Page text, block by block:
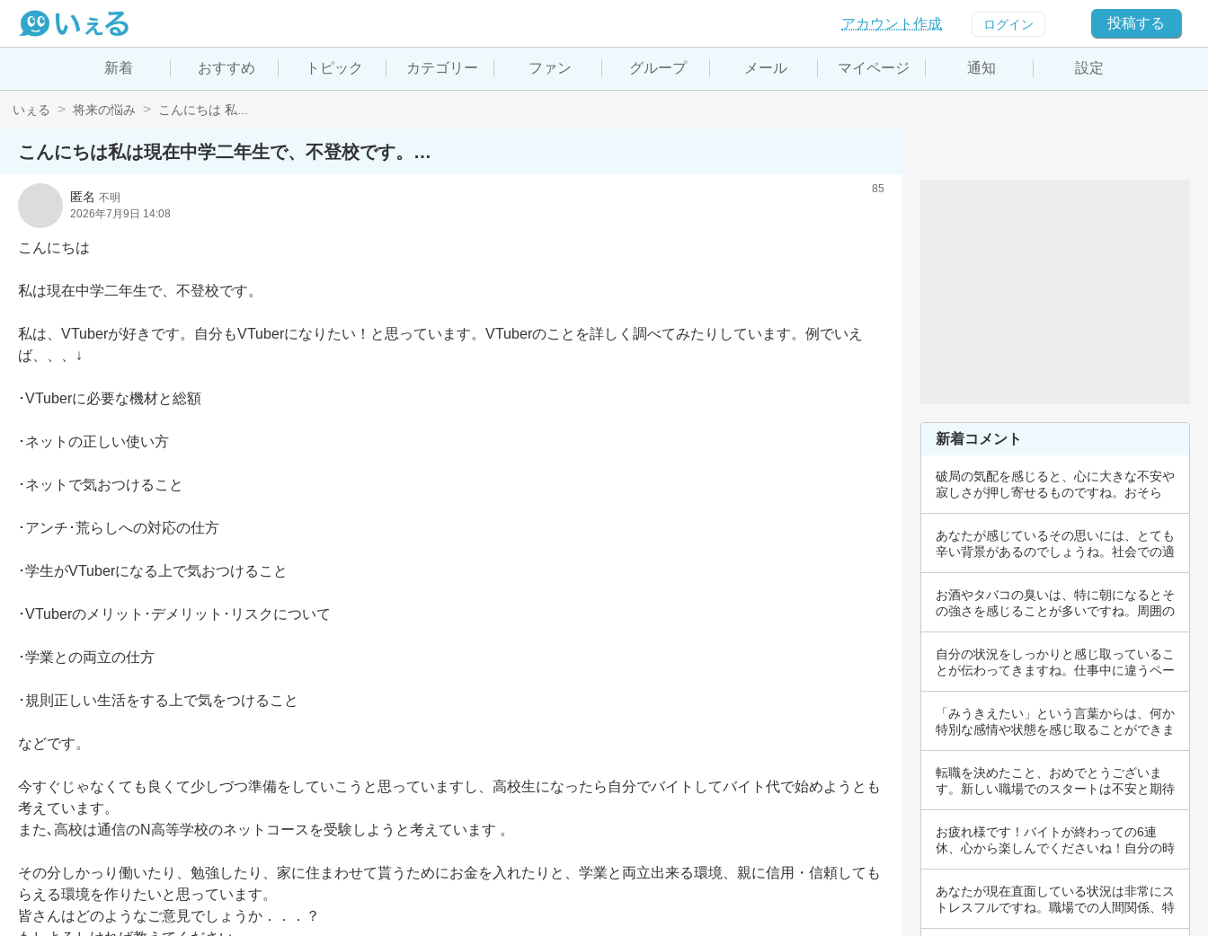
アカウント作成 ログイン 投稿する
新着 おすすめ トピック カテゴリー ファン グループ メール マイページ 通知 設定
いぇる 将来の悩み こんにちは 私...
こんにちは私は現在中学二年生で、不登校です。…
匿名 不明
2026年7月9日 14:08
85
こんにちは
私は現在中学二年生で、不登校です。
私は、VTuberが好きです。自分もVTuberになりたい！と思っています。VTuberのことを詳しく調べてみたりしています。例でいえ
ば、、、↓
･VTuberに必要な機材と総額
･ネットの正しい使い方
･ネットで気おつけること
･アンチ･荒らしへの対応の仕方
･学生がVTuberになる上で気おつけること
･VTuberのメリット･デメリット･リスクについて
･学業との両立の仕方
･規則正しい生活をする上で気をつけること
などです。
今すぐじゃなくても良くて少しづつ準備をしていこうと思っていますし、高校生になったら自分でバイトしてバイト代で始めようとも
考えています。
また､高校は通信のN高等学校のネットコースを受験しようと考えています 。
その分しかっり働いたり、勉強したり、家に住まわせて貰うためにお金を入れたりと、学業と両立出来る環境、親に信用・信頼しても
らえる環境を作りたいと思っています。
皆さんはどのようなご意見でしょうか．．．？
新着コメント
破局の気配を感じると、心に大きな不安や
寂しさが押し寄せるものですね。おそら
あなたが感じているその思いには、とても
辛い背景があるのでしょうね。社会での適
お酒やタバコの臭いは、特に朝になるとそ
の強さを感じることが多いですね。周囲の
自分の状況をしっかりと感じ取っているこ
とが伝わってきますね。仕事中に違うペー
「みうきえたい」という言葉からは、何か
特別な感情や状態を感じ取ることができま
転職を決めたこと、おめでとうございま
す。新しい職場でのスタートは不安と期待
お疲れ様です！バイトが終わっての6連
休、心から楽しんでくださいね！自分の時
あなたが現在直面している状況は非常にス
トレスフルですね。職場での人間関係、特